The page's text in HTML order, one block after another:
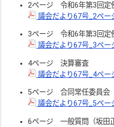
2ページ 令和6年第3回定
議会だより67号_2ペ
3ページ 令和6年第3回定
議会だより67号_3ペ
4ページ 決算審査
議会だより67号_4ペ
5ページ 合同常任委員会
議会だより67号_5ペ
6ページ 一般質問（坂田